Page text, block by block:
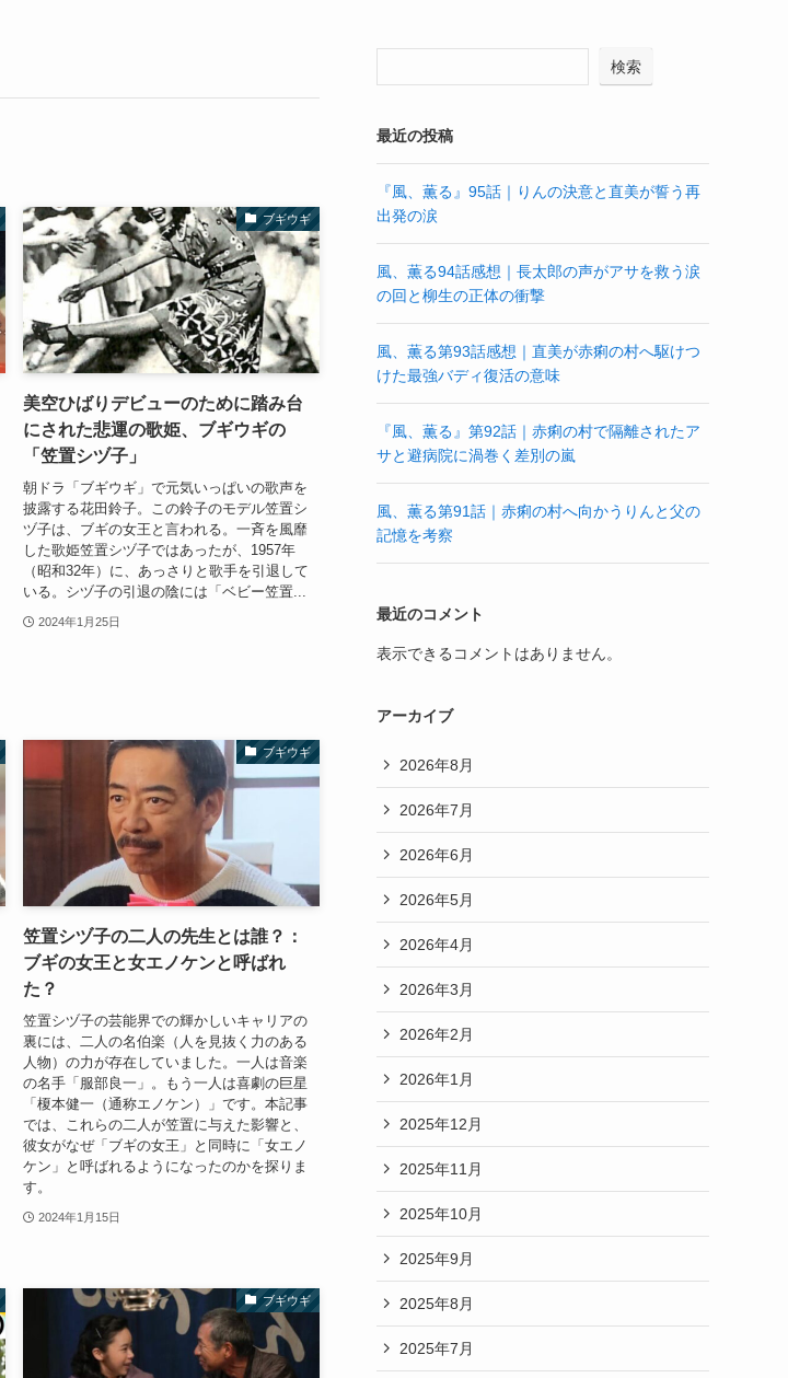
ブギウギ
美空ひばりデビューのために踏み台
にされた悲運の歌姫、ブギウギの
「笠置シヅ子」
朝ドラ「ブギウギ」で元気いっぱいの歌声を
披露する花田鈴子。この鈴子のモデル笠置シ
ヅ子は、ブギの女王と言われる。一斉を風靡
した歌姫笠置シヅ子ではあったが、1957年
（昭和32年）に、あっさりと歌手を引退して
いる。シヅ子の引退の陰には「ベビー笠置...
2024年1月25日
ブギウギ
笠置シヅ子の二人の先生とは誰？：
ブギの女王と女エノケンと呼ばれ
た？
笠置シヅ子の芸能界での輝かしいキャリアの
裏には、二人の名伯楽（人を見抜く力のある
人物）の力が存在していました。一人は音楽
の名手「服部良一」。もう一人は喜劇の巨星
「榎本健一（通称エノケン）」です。本記事
では、これらの二人が笠置に与えた影響と、
彼女がなぜ「ブギの女王」と同時に「女エノ
ケン」と呼ばれるようになったのかを探りま
す。
2024年1月15日
ブギウギ
検索
最近の投稿
『風、薫る』95話｜りんの決意と直美が誓う再
出発の涙
風、薫る94話感想｜長太郎の声がアサを救う涙
の回と柳生の正体の衝撃
風、薫る第93話感想｜直美が赤痢の村へ駆けつ
けた最強バディ復活の意味
『風、薫る』第92話｜赤痢の村で隔離されたア
サと避病院に渦巻く差別の嵐
風、薫る第91話｜赤痢の村へ向かうりんと父の
記憶を考察
最近のコメント
表示できるコメントはありません。
アーカイブ
2026年8月
2026年7月
2026年6月
2026年5月
2026年4月
2026年3月
2026年2月
2026年1月
2025年12月
2025年11月
2025年10月
2025年9月
2025年8月
2025年7月